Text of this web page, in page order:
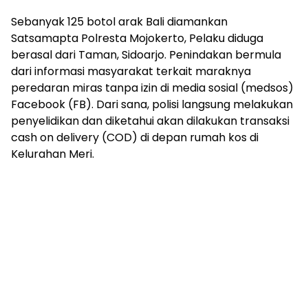
Sebanyak 125 botol arak Bali diamankan
Satsamapta Polresta Mojokerto, Pelaku diduga
berasal dari Taman, Sidoarjo. Penindakan bermula
dari informasi masyarakat terkait maraknya
peredaran miras tanpa izin di media sosial (medsos)
Facebook (FB). Dari sana, polisi langsung melakukan
penyelidikan dan diketahui akan dilakukan transaksi
cash on delivery (COD) di depan rumah kos di
Kelurahan Meri.